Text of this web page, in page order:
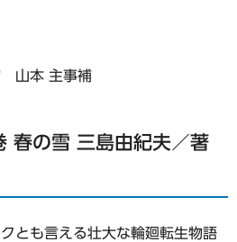
山本 主事補
春の雪 三島由紀夫／著
とも言える壮大な輪廻転生物語